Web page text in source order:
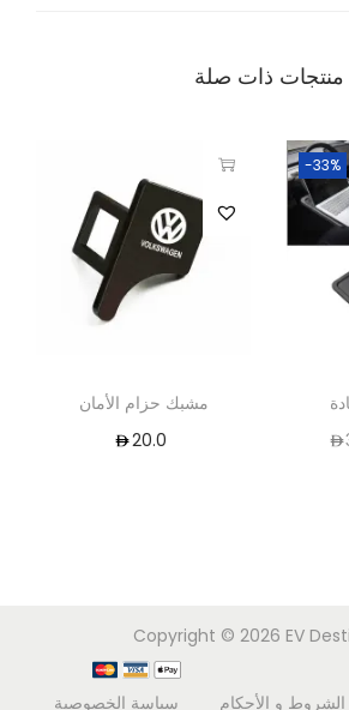
منتجات ذات صلة
مشبك حزام الأمان
20.0
-33%
Copyright © 2026 EV
الشروط و الأحكام سياسة الخصوصية